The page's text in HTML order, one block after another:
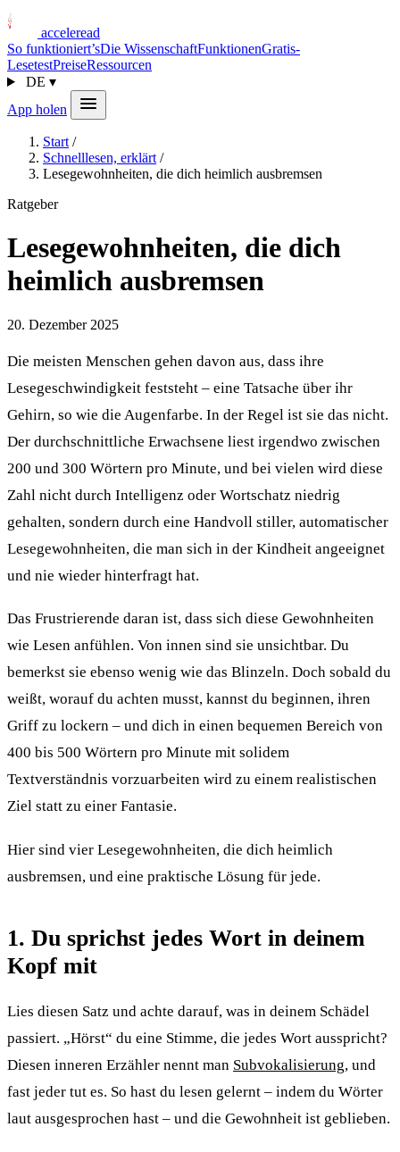
acceleread
So funktioniert’sDie WissenschaftFunktionenGratis-
LesetestPreiseRessourcen
DE ▾
App holen
Start /
Schnelllesen, erklärt /
Lesegewohnheiten, die dich heimlich ausbremsen
Ratgeber
Lesegewohnheiten, die dich
heimlich ausbremsen
20. Dezember 2025
Die meisten Menschen gehen davon aus, dass ihre
Lesegeschwindigkeit feststeht – eine Tatsache über ihr
Gehirn, so wie die Augenfarbe. In der Regel ist sie das nicht.
Der durchschnittliche Erwachsene liest irgendwo zwischen
200 und 300 Wörtern pro Minute, und bei vielen wird diese
Zahl nicht durch Intelligenz oder Wortschatz niedrig
gehalten, sondern durch eine Handvoll stiller, automatischer
Lesegewohnheiten, die man sich in der Kindheit angeeignet
und nie wieder hinterfragt hat.
Das Frustrierende daran ist, dass sich diese Gewohnheiten
wie Lesen anfühlen. Von innen sind sie unsichtbar. Du
bemerkst sie ebenso wenig wie das Blinzeln. Doch sobald du
weißt, worauf du achten musst, kannst du beginnen, ihren
Griff zu lockern – und dich in einen bequemen Bereich von
400 bis 500 Wörtern pro Minute mit solidem
Textverständnis vorzuarbeiten wird zu einem realistischen
Ziel statt zu einer Fantasie.
Hier sind vier Lesegewohnheiten, die dich heimlich
ausbremsen, und eine praktische Lösung für jede.
1. Du sprichst jedes Wort in deinem
Kopf mit
Lies diesen Satz und achte darauf, was in deinem Schädel
passiert. „Hörst“ du eine Stimme, die jedes Wort ausspricht?
Diesen inneren Erzähler nennt man Subvokalisierung, und
fast jeder tut es. So hast du lesen gelernt – indem du Wörter
laut ausgesprochen hast – und die Gewohnheit ist geblieben.